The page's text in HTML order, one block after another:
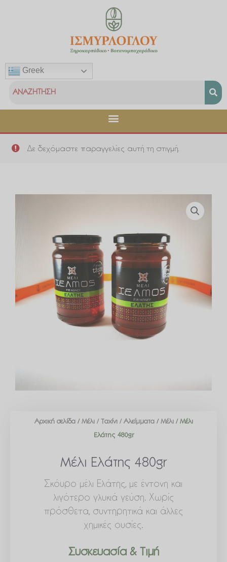
Greek
Δε δεχόμαστε παραγγελίες αυτή τη στιγμή.
Αρχική σελίδα/ Μέλι / Ταχίνι / Αλείμματα/ Μέλι/ Μέλι
Ελάτης 480gr
Μέλι Ελάτης 480gr
Σκόυρο μέλι Ελάτης, με έντονη και
λιγότερο γλυκιά γεύση. Χωρίς
πρόσθετα, συντηρητικά και άλλες
χημικές ουσίες.
Συσκευασία & Τιμή